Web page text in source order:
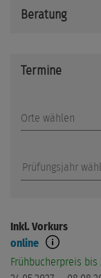
Beratung
Termine
Orte wählen
Prüfungsjahr
Inkl. Vorkurs
online
Frühbucherpreis bis